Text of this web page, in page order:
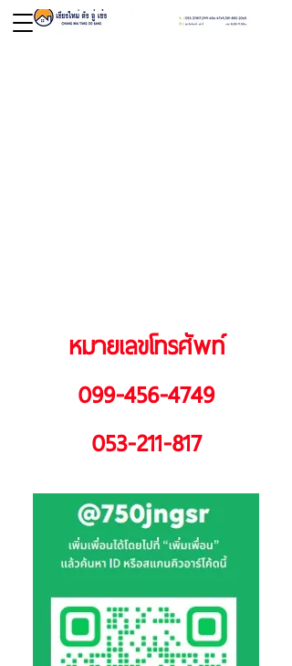
หมายเลขโทรศัพท์
099-456-4749
053-211-817